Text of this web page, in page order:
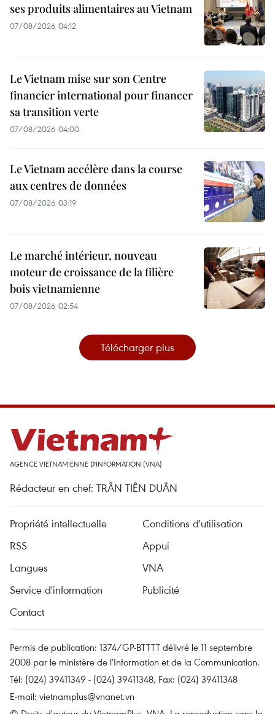
ses produits alimentaires au Vietnam
07/08/2026 04:12
Le Vietnam mise sur son Centre
financier international pour financer
sa transition verte
07/08/2026 04:00
Le Vietnam accélère dans la course
aux centres de données
07/08/2026 03:19
Le marché intérieur, nouveau
moteur de croissance de la filière
bois vietnamienne
07/08/2026 02:54
Télécharger plus
AGENCE VIETNAMIENNE D'INFORMATION (VNA)
Rédacteur en chef: TRÂN TIÊN DUÂN
Propriété intellectuelle
Conditions d'utilisation
RSS
Appui
Langues
VNA
Service d'information
Publicité
Contact
Permis de publication: 1374/GP-BTTTT délivré le 11 septembre
2008 par le ministère de l'Information et de la Communication.
Tél: (024) 39411349 - (024) 39411348, Fax: (024) 39411348
E-mail: vietnamplus@vnanet.vn